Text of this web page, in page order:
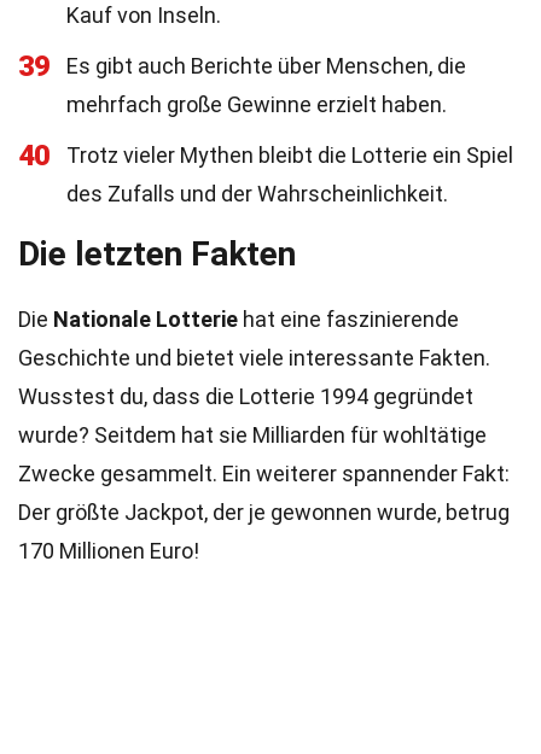
Kauf von Inseln.
39
Es gibt auch Berichte über Menschen, die
mehrfach große Gewinne erzielt haben.
40
Trotz vieler Mythen bleibt die Lotterie ein Spiel
des Zufalls und der Wahrscheinlichkeit.
Die letzten Fakten
Die Nationale Lotterie hat eine faszinierende
Geschichte und bietet viele interessante Fakten.
Wusstest du, dass die Lotterie 1994 gegründet
wurde? Seitdem hat sie Milliarden für wohltätige
Zwecke gesammelt. Ein weiterer spannender Fakt:
Der größte Jackpot, der je gewonnen wurde, betrug
170 Millionen Euro!